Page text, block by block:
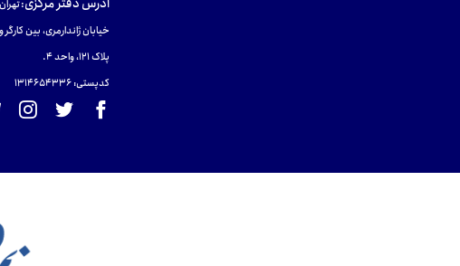
:
خیابان ژاندارمری، بین
پلاک 121، واحد ۴.
کدپستی: 131465433۶